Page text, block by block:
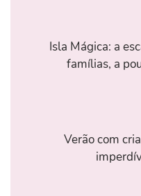
Isla Mágica: a
famílias, a
Verão com